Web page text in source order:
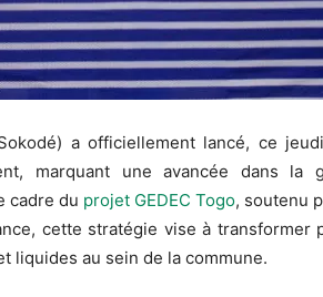
a officiellement lancé, ce
marquant une avancée dans
cadre du projet GEDEC Togo, soutenu
cette stratégie vise à transformer
liquides au sein de la commune.